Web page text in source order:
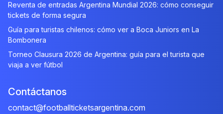
Reventa de entradas Argentina Mundial 2026: cómo conseguir
tickets de forma segura
Guía para turistas chilenos: cómo ver a Boca Juniors en La
Bombonera
Torneo Clausura 2026 de Argentina: guía para el turista que
viaja a ver fútbol
Contáctanos
contact@footballticketsargentina.com